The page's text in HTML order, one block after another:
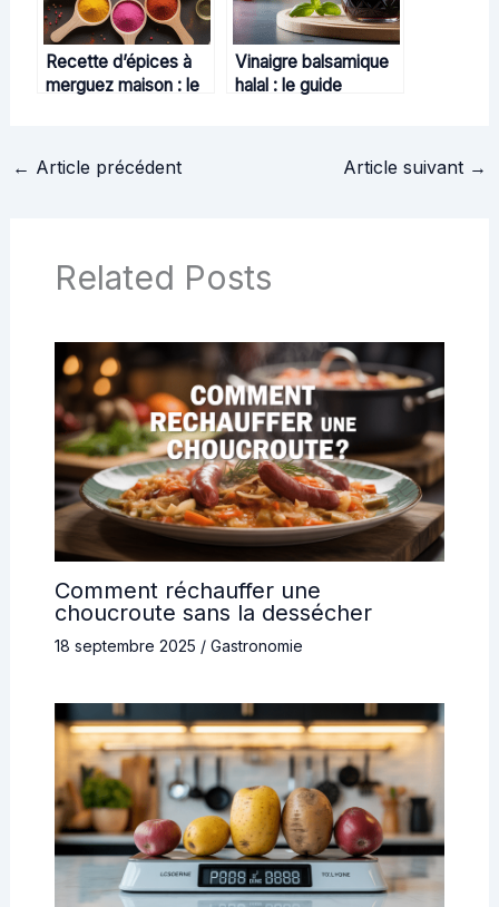
Recette d’épices à
merguez maison : le
Vinaigre balsamique
halal : le guide
toute confiance
← Article précédent Article suivant →
Related Posts
Comment réchauffer une
choucroute sans la dessécher
18 septembre 2025 / Gastronomie